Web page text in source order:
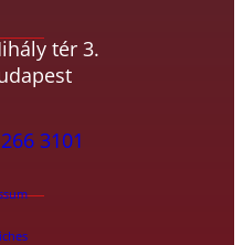
tér 3.
3101